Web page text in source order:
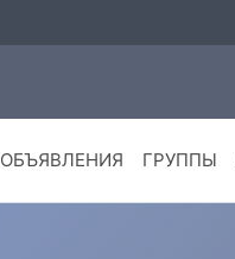
ОБЪЯВЛЕНИЯ ГРУППЫ